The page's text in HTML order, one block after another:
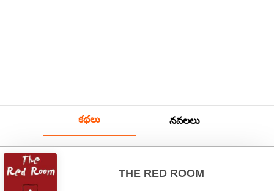
కథలు నవలలు
THE RED ROOM